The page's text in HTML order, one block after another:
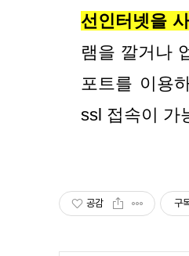
선인터넷을
램을 깔거나
포트를 이용
ssl 접속이 가
공감 구